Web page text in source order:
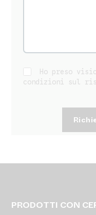
Ho preso
condizioni sul
PRODOTTI CON